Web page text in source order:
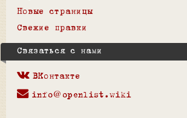
Новые страницы
Свежие правки
Связаться с нами
ВКонтакте
info@openlist.wiki